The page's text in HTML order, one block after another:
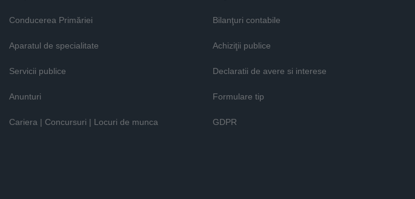
Conducerea Primăriei
Aparatul de specialitate
Servicii publice
Anunturi
Cariera | Concursuri | Locuri de munca
Bilanţuri contabile
Achiziţii publice
Declaratii de avere si interese
Formulare tip
GDPR